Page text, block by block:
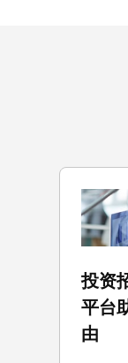
投资
平台
由